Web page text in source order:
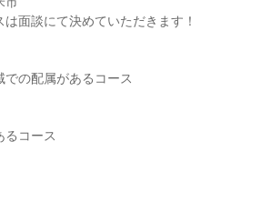
は面談にて決めていただきます！
の配属があるコース
るコース